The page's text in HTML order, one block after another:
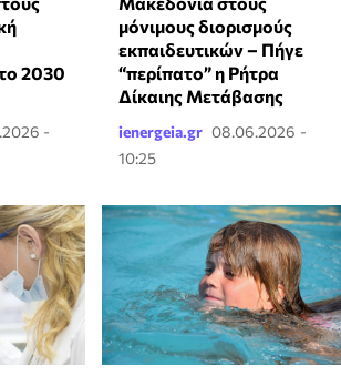
2030
-
μόνιμους διορισμούς
εκπαιδευτικών – Πήγε
“περίπατο” η Ρήτρα
Δίκαιης Μετάβασης
ienergeia.gr 08.06.2026 -
10:25